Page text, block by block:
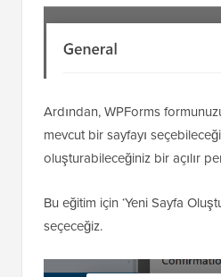
Ardından, WPForms
mevcut bir sayfayı
oluşturabileceğiniz bir açılır
Bu eğitim için ‘Yeni Sayfa
seçeceğiz.